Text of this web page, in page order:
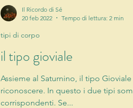
il tipo gioviale
Assieme al Saturnino, il tipo
riconoscere. In questo i due tipi
corrispondenti. Se...
tipi di corpo
Il Ricordo di Sé
20 feb 2022
Tempo di lettura: 2 min